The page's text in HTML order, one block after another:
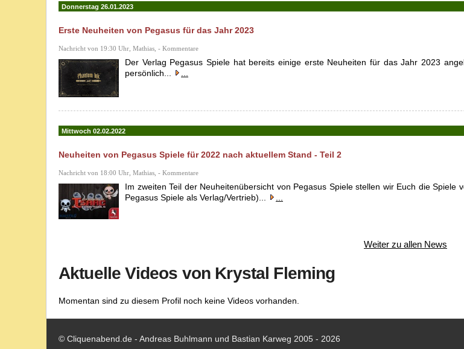
Donnerstag 26.01.2023
Erste Neuheiten von Pegasus für das Jahr 2023
Nachricht von 19:30 Uhr, Mathias, - Kommentare
Der Verlag Pegasus Spiele hat bereits einige erste Neuheiten für das Jahr 2023
persönlich...
Mittwoch 02.02.2022
Neuheiten von Pegasus Spiele für 2022 nach aktuellem Stand - Teil 2
Nachricht von 18:00 Uhr, Mathias, - Kommentare
Im zweiten Teil der Neuheitenübersicht von Pegasus Spiele stellen wir Euch die
Pegasus Spiele als Verlag/Vertrieb)...
Weiter zu allen News
Aktuelle Videos von Krystal Fleming
Momentan sind zu diesem Profil noch keine Videos vorhanden.
© Cliquenabend.de - Andreas Buhlmann und Bastian Karweg 2005 - 2026